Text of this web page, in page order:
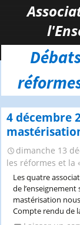
4 décembre
dimanche 13
les réformes et la
Les quatre
de
mastérisation
Compte rendu de